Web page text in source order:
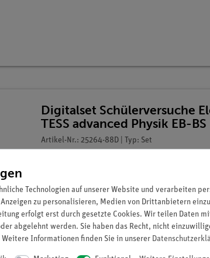
Digitalset Schülerversuche
TESS advanced Physik EB-BS
Artikel-Nr.: 25264-88D | Typ: Set
Technologien auf unserer Website und verarbeiten
zu personalisieren, Medien von Drittanbietern
erfolgt erst durch gesetzte Cookies. Wir teilen Daten
abgelehnt werden. Sie haben das Recht, nicht
Informationen finden Sie in unserer